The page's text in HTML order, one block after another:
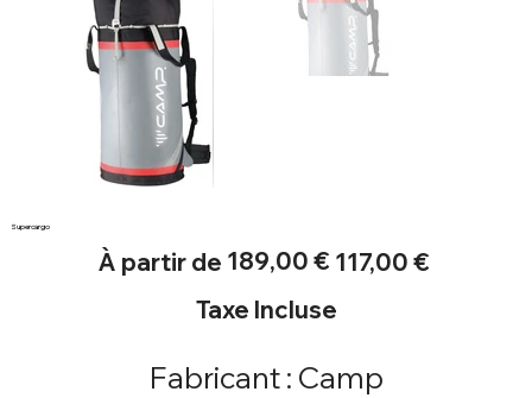
Supercargo
À partir de
Prix
d’origine
189,00 €
Prix
promotionnel
117,00 €
Taxe Incluse
Fabricant : Camp